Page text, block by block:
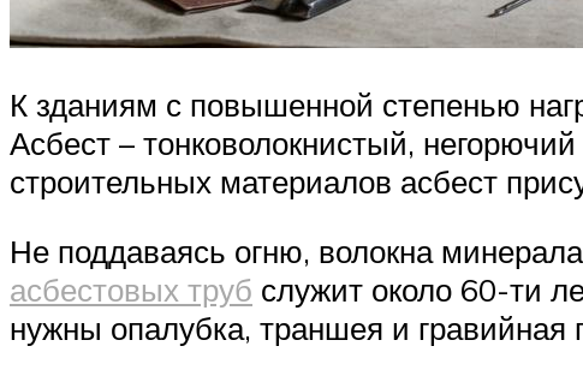
К зданиям с повышенной степенью
Асбест – тонковолокнистый,
строительных материалов асбест
Не поддаваясь огню, волокна
асбестовых труб служит около 60-ти
нужны опалубка, траншея и